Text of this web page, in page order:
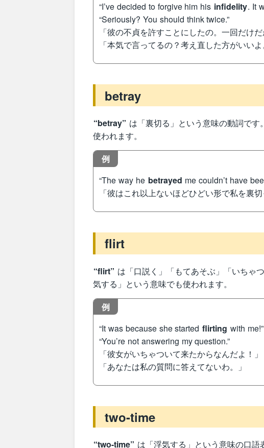
“I’ve decided to forgive him his infidelity. It
“Seriously? You should think twice.”
「彼の不貞を許すことにしたの。一回だけだ
「本気で言ってるの？考え直した方がいいよ
betray
“betray” は「裏切る」という意味の動詞で
使われます。
例
“The way he betrayed me couldn’t have
「彼はこれ以上ないほどひどい形で私を裏切
flirt
“flirt” は「口説く」「もてあそぶ」「いちゃ
気する」という意味でも使われます。
例
“It was because she started flirting with me!”
“You’re not answering my question.”
「彼女がいちゃついて来たからなんだよ！」
「あなたは私の質問に答えてないわ。」
two-time
“two-time” は「浮気する」という意味の口語